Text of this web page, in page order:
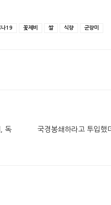
나19 꽃제비 쌀 식량 군량미
독
국경봉쇄하라고 투입